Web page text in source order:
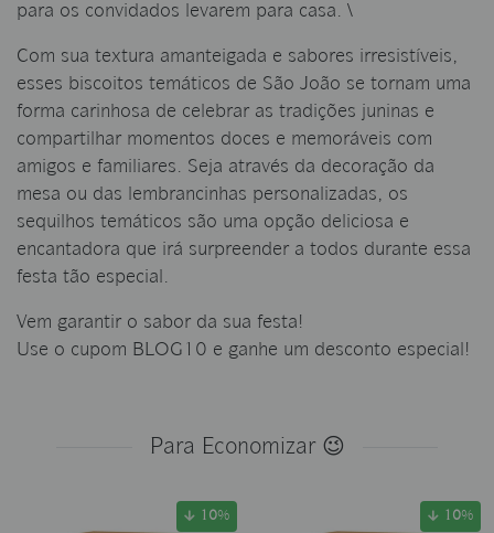
para os convidados levarem para casa. \
Com sua textura amanteigada e sabores irresistíveis,
esses biscoitos temáticos de São João se tornam uma
forma carinhosa de celebrar as tradições juninas e
compartilhar momentos doces e memoráveis com
amigos e familiares. Seja através da decoração da
mesa ou das lembrancinhas personalizadas, os
sequilhos temáticos são uma opção deliciosa e
encantadora que irá surpreender a todos durante essa
festa tão especial.
V em garantir o sabor da sua festa!
U se o cupom BLOG10 e ganhe um desconto especial!
Para Economizar 😉
10% 10%